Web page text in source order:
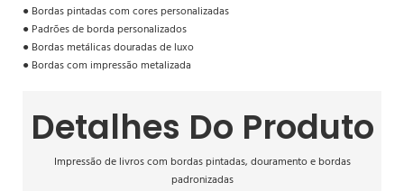
● Bordas pintadas com cores personalizadas
● Padrões de borda personalizados
● Bordas metálicas douradas de luxo
● Bordas com impressão metalizada
Detalhes Do Produto
Impressão de livros com bordas pintadas, douramento e bordas
padronizadas